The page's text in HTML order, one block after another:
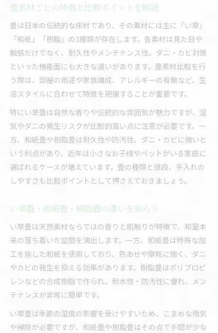
畳の種類とライフスタイルのマッチング法
畳素材比較で知るアレルギー対策の選択肢
ダニが発生しない畳選びの秘訣を伝授
畳でダニを抑えるための素材比較ポイント
ダニが発生しにくい畳の素材とその選び方
畳選びで失敗しないダニ対策の実践方法
和紙畳・樹脂畳とダニ発生リスクの違い
畳のメンテナンスで清潔を保つコツ
和紙畳や樹脂畳の特徴とメリット比較
和紙畳・樹脂畳の特徴と畳比較ポイント
樹脂畳と和紙畳の違いと選び方を解説
畳比較で分かる和紙畳の人気と後悔事例
ペットや子供におすすめな畳素材はどれか
おしゃれで快適な畳空間の作り方ガイド
畳で叶えるおしゃれな和モダン空間のポイント
畳の形状やカラーの選び方と比較メリット
畳種類比較で印象が変わる和室づくりのコツ
快適な畳空間にするための素材選びの極意
畳フローリング比較で理想の部屋を実現
畳の価格相場を把握して後悔しない方法
畳素材ごとの特徴と比較ポイントを解説
畳は日本の伝統的な床材であり、その素材には主に「い草」
「和紙」「樹脂」の3種類が存在します。各素材は見た目や
触感だけでなく、耐久性やメンテナンス性、ダニ・カビ対策
といった機能面にも大きな違いがあります。畳素材比較を行
う際は、部屋の用途や家族構成、アレルギーの有無など、生
活スタイルに合わせて特徴を把握することが重要です。
特にい草畳は自然な香りや伝統的な雰囲気が魅力ですが、湿
気やダニの発生リスクが比較的高い点に注意が必要です。一
方、和紙畳や樹脂畳は耐久性や防汚性、ダニ・カビに強いと
いう利点があり、近年は小さなお子様やペットがいる家庭に
選ばれるケースが増えています。畳の種類と値段、手入れの
しやすさも比較ポイントとして押さえておきましょう。
い草畳・和紙畳・樹脂畳の違いを知ろう
い草畳は天然素材ならではの香りと肌触りが特徴で、和室本
来の落ち着いた空間を演出します。一方、和紙畳は特殊な加
工を施した和紙を使用しており、色あせや摩耗に強く、ダニ
やカビの発生を抑える効果があります。樹脂畳はポリプロピ
レンなどの合成樹脂で作られ、耐水性・防汚性に優れ、メン
テナンスが非常に簡単です。
い草畳は季節の湿度の影響を受けやすいため、こまめな換気
や掃除が必要ですが、和紙畳や樹脂畳はその点で手間が少な